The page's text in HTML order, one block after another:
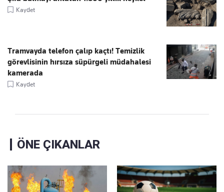
Kaydet
Tramvayda telefon çalıp kaçtı! Temizlik
görevlisinin hırsıza süpürgeli müdahalesi
kamerada
Kaydet
ÖNE ÇIKANLAR